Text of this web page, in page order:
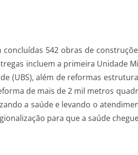
542 obras de
incluem a primeira Unidade
(UBS), além de reformas
de mais de 2 mil metros
a saúde e levando o
para que a saúde